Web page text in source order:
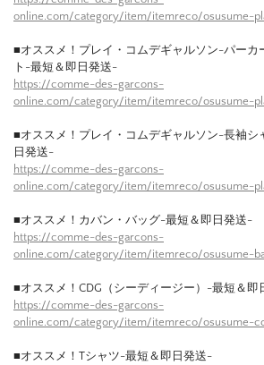
online.com/category/item/itemreco/osusume-
■オススメ！プレイ・コムデギャルソン-パーカ
ト-最短＆即日発送-
https://comme-des-garcons-
online.com/category/item/itemreco/osusume-
■オススメ！プレイ・コムデギャルソン-長袖シ
日発送-
https://comme-des-garcons-
online.com/category/item/itemreco/osusume-
■オススメ！カバン・バッグ-最短＆即日発送-
https://comme-des-garcons-
online.com/category/item/itemreco/osusume-
■オススメ！CDG（シーディージー）-最短＆即
https://comme-des-garcons-
online.com/category/item/itemreco/osusume-
■オススメ！Tシャツ-最短＆即日発送-